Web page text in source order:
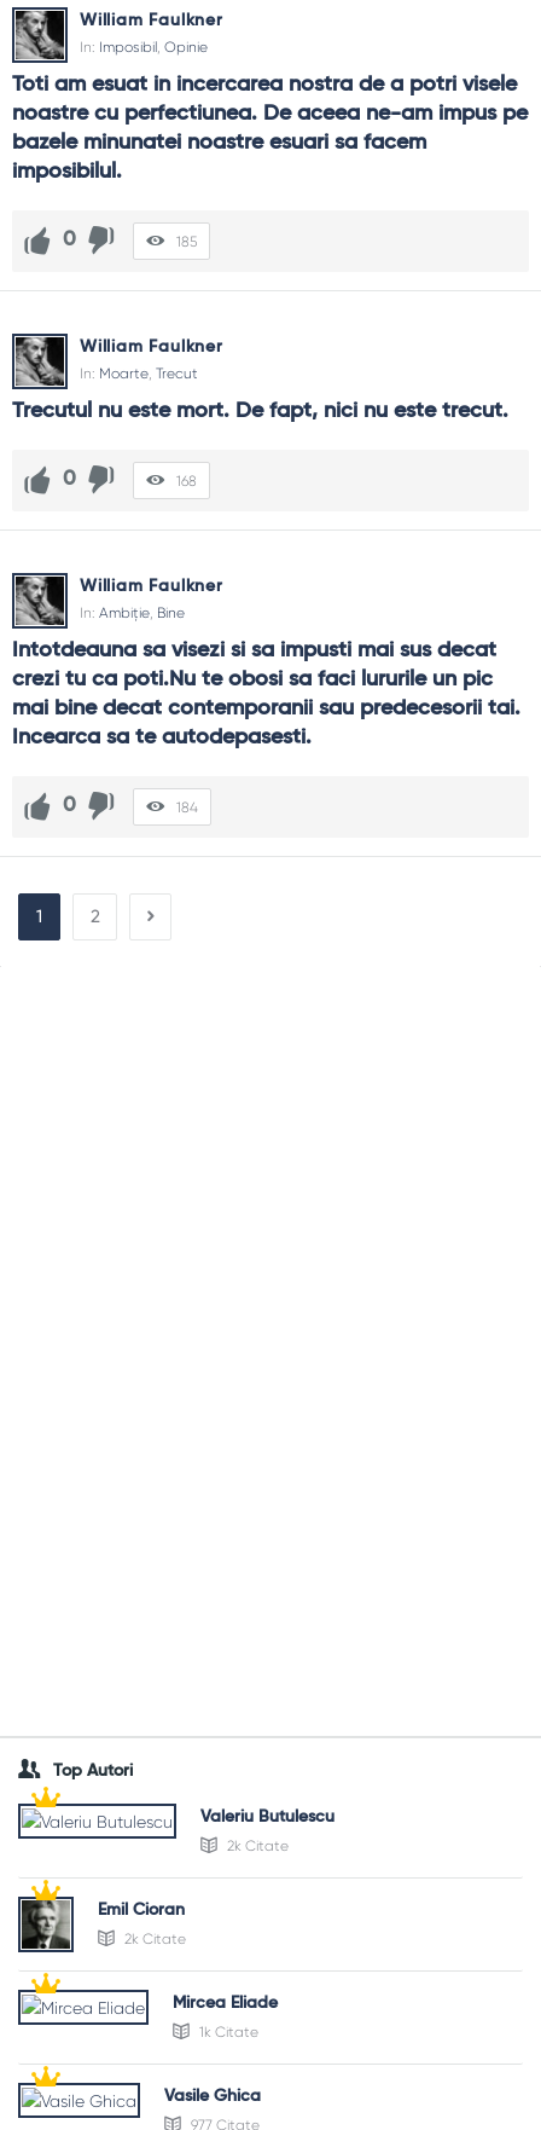
William Faulkner
In: Imposibil, Opinie
Toti am esuat in incercarea nostra de a potri visele
noastre cu perfectiunea. De aceea ne-am impus pe
bazele minunatei noastre esuari sa facem
imposibilul.
0 185
William Faulkner
In: Moarte, Trecut
Trecutul nu este mort. De fapt, nici nu este trecut.
0 168
William Faulkner
In: Ambiție, Bine
Intotdeauna sa visezi si sa impusti mai sus decat
crezi tu ca poti.Nu te obosi sa faci lururile un pic
mai bine decat contemporanii sau predecesorii tai.
Incearca sa te autodepasesti.
0 184
1 2
Top Autori
Valeriu Butulescu
2k Citate
Emil Cioran
2k Citate
Mircea Eliade
1k Citate
Vasile Ghica
977 Citate